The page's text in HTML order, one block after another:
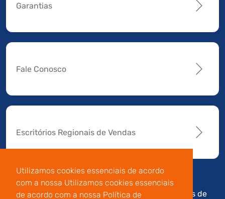
Utilizamos cookies essenciais de acordo
com a nossa Utilizamos cookies essenciais
de acordo com a nossa Política de
Garantias
Fale Conosco
Escritórios Regionais de Vendas
Av. Manoel da Nóbrega,
Termos de
Código de